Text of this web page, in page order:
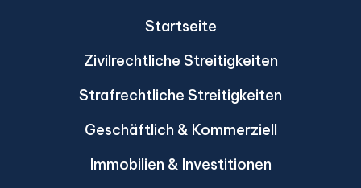
Startseite
Zivilrechtliche Streitigkeiten
Strafrechtliche Streitigkeiten
Geschäftlich & Kommerziell
Immobilien & Investitionen